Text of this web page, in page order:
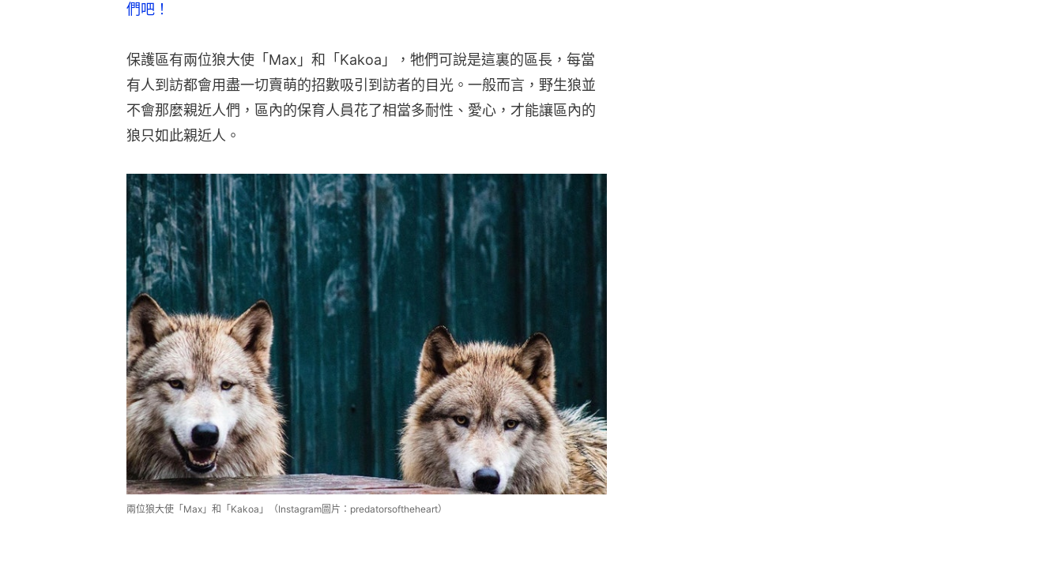
們吧！
保護區有兩位狼大使「Max」和「Kakoa」，牠們可說是這裏的區長，每當
有人到訪都會用盡一切賣萌的招數吸引到訪者的目光。一般而言，野生狼並
不會那麼親近人們，區內的保育人員花了相當多耐性、愛心，才能讓區內的
狼只如此親近人。
兩位狼大使「Max」和「Kakoa」（Instagram圖片：predatorsoftheheart）